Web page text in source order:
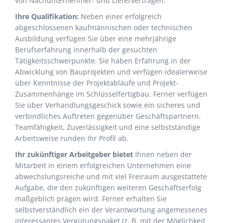
Ihre Qualifikation: Neben einer erfolgreich
abgeschlossenen kaufmännischen oder technischen
Ausbildung verfügen Sie über eine mehrjährige
Berufserfahrung innerhalb der gesuchten
Tätigkeitsschwerpunkte. Sie haben Erfahrung in der
Abwicklung von Bauprojekten und verfügen idealerweise
über Kenntnisse der Projektabläufe und Projekt-
Zusammenhänge im Schlüsselfertigbau. Ferner verfügen
Sie über Verhandlungsgeschick sowie ein sicheres und
verbindliches Auftreten gegenüber Geschäftspartnern.
Teamfähigkeit, Zuverlässigkeit und eine selbstständige
Arbeitsweise runden Ihr Profil ab.
Ihr zukünftiger Arbeitgeber bietet Ihnen neben der
Mitarbeit in einem erfolgreichen Unternehmen eine
abwechslungsreiche und mit viel Freiraum ausgestattete
Aufgabe, die den zukünftigen weiteren Geschäftserfolg
maßgeblich prägen wird. Ferner erhalten Sie
selbstverständlich ein der Verantwortung angemessenes
interessantes Vergütungspaket (z. B. mit der Möglichkeit